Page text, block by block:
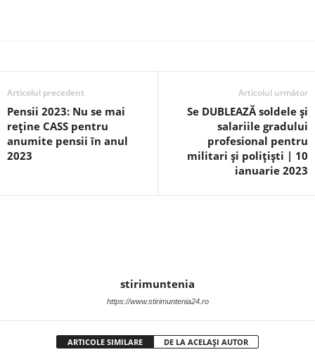
Articolul precedent
Pensii 2023: Nu se mai
reține CASS pentru
anumite pensii în anul
2023
Articolul următor
Se DUBLEAZĂ soldele și
salariile gradului
profesional pentru
militari și polițiști | 10
ianuarie 2023
stirimuntenia
https://www.stirimuntenia24.ro
ARTICOLE SIMILARE DE LA ACELAȘI AUTOR